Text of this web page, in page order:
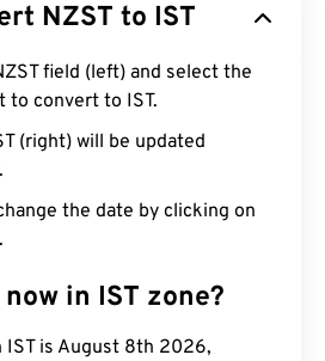
NZST to IST
field (left) and select the
to convert to IST.
(right) will be updated
the date by clicking on
in IST zone?
is August 8th 2026,